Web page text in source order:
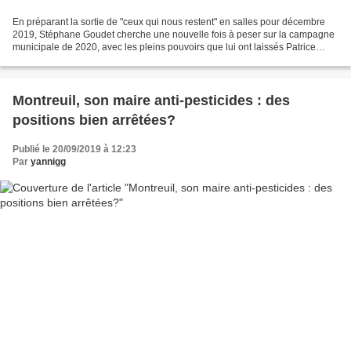
En préparant la sortie de "ceux qui nous restent" en salles pour décembre
2019, Stéphane Goudet cherche une nouvelle fois à peser sur la campagne
municipale de 2020, avec les pleins pouvoirs que lui ont laissés Patrice
Montreuil, son maire anti-pesticides : des
positions bien arrêtées?
Publié le 20/09/2019 à 12:23
Par yannigg